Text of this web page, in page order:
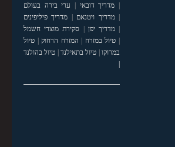
| מדריך דובאי | ערי בירה בעולם
|מדריך ויטנאם | מדריך פיליפינים
|מדריך יפן | סקירת מוצרי חשמל
| טיול במזרח | המזרח הרחוק| טיול
במרוקו| טיול בתאילנד| טיול בהולנד
|